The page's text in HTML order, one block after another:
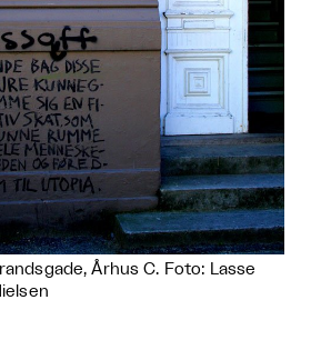
Århus C. Foto: Lasse